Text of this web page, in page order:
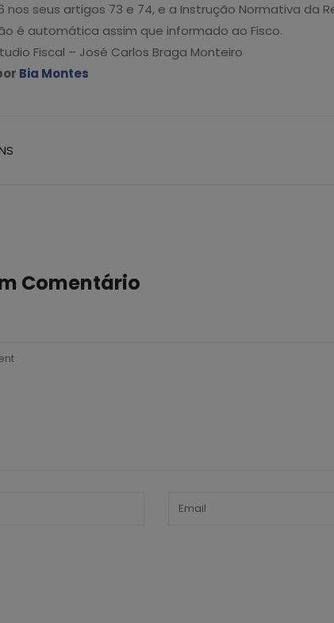
nos seus artigos 73 e 74, e a Instrução Normativa da
é automática assim que informado ao Fisco.
Fiscal – José Carlos Braga Monteiro
Bia Montes
Comentário